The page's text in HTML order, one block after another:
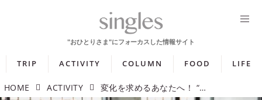
TRIP ACTIVITY COLUMN FOOD LIFE
HOME ACTIVITY 変化を求めるあなたへ！ “変わること／変われないこと”を描いたオススメ映画3選【週末シネマラン #67】